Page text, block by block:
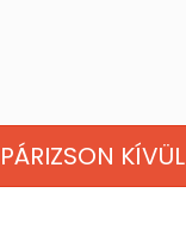
PÁRIZSON KÍVÜL